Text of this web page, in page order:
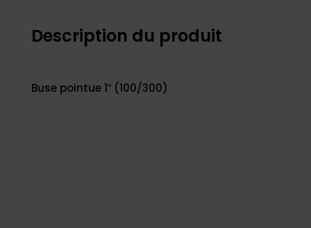
Description du produit
Buse pointue 1″ (100/300)